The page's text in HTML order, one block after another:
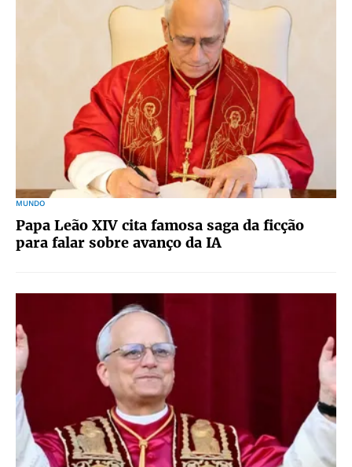
MUNDO
Papa Leão XIV cita famosa saga da ficção
para falar sobre avanço da IA